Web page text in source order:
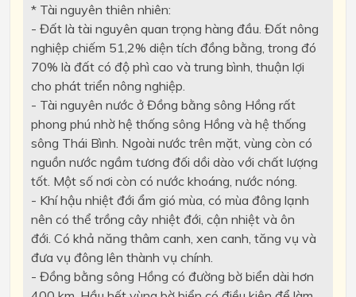
* Tài nguyên thiên nhiên:
- Đất là tài nguyên quan trọng hàng đầu. Đất nông
nghiệp chiếm 51,2% diện tích đồng bằng, trong đó
70% là đất có độ phì cao và trung bình, thuận lợi
cho phát triển nông nghiệp.
- Tài nguyên nước ở Đồng bằng sông Hồng rất
phong phú nhờ hệ thống sông Hồng và hệ thống
sông Thái Bình. Ngoài nước trên mặt, vùng còn có
nguồn nước ngầm tương đối dồi dào với chất lượng
tốt. Một số nơi còn có nước khoáng, nước nóng.
- Khí hậu nhiệt đới ẩm gió mùa, có mùa đông lạnh
nên có thể trồng cây nhiệt đới, cận nhiệt và ôn
đới. Có khả năng thâm canh, xen canh, tăng vụ và
đưa vụ đông lên thành vụ chính.
- Đồng bằng sông Hồng có đường bờ biển dài hơn